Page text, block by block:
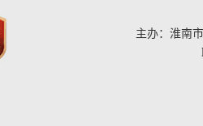
主办：淮南